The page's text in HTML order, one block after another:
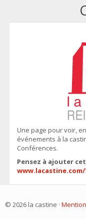
Une page pour voir,
événements à la
Conférences.
Pensez à ajouter
© 2026 la castine ·